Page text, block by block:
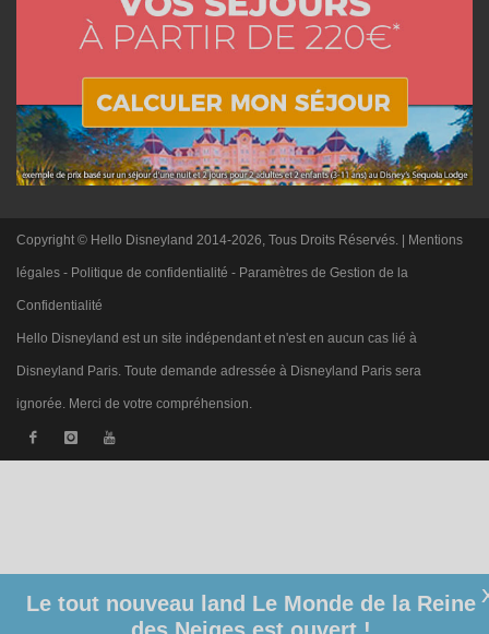
Copyright © Hello Disneyland 2014-2026, Tous Droits Réservés. | Mentions
légales - Politique de confidentialité - Paramètres de Gestion de la
Confidentialité
Hello Disneyland est un site indépendant et n'est en aucun cas lié à
Disneyland Paris. Toute demande adressée à Disneyland Paris sera
ignorée. Merci de votre compréhension.
Le tout nouveau land Le Monde de la Reine